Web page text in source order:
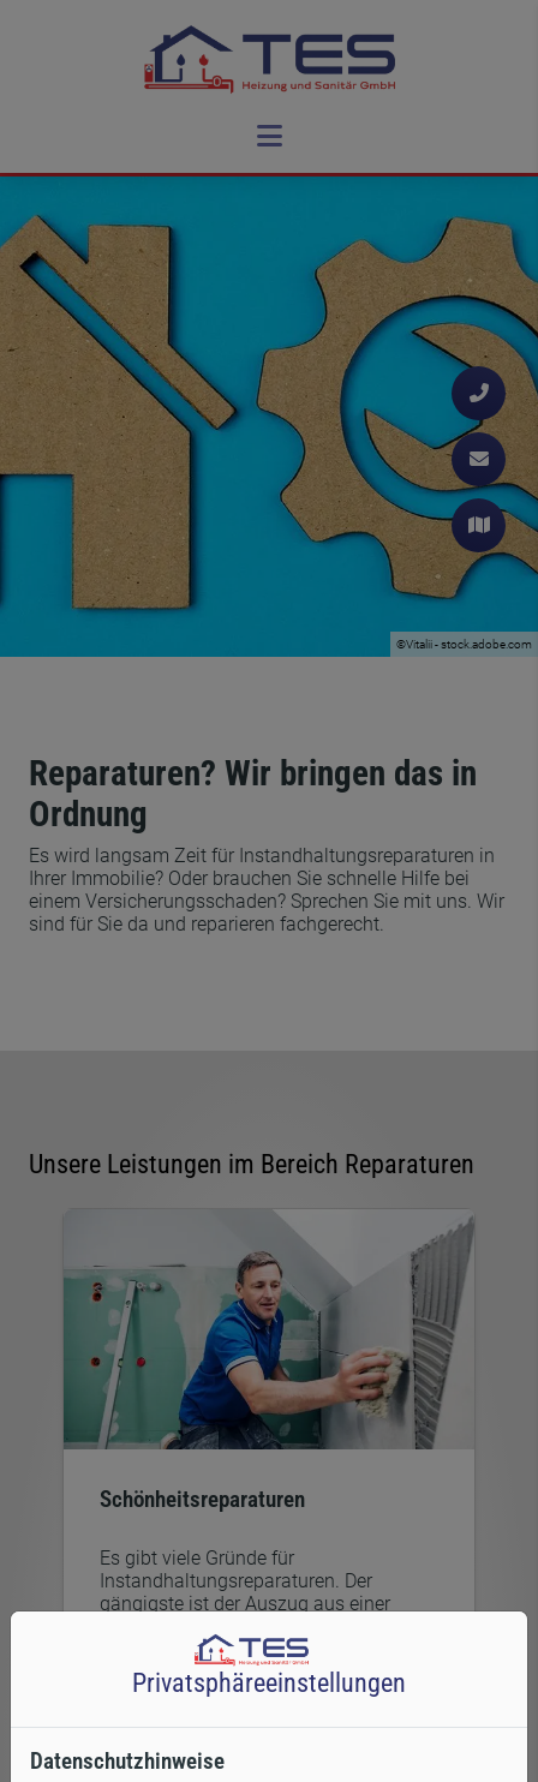
©Vitalii - stock.adobe.com
Reparaturen? Wir bringen das in
Ordnung
Es wird langsam Zeit für Instandhaltungsreparaturen in
Ihrer Immobilie? Oder brauchen Sie schnelle Hilfe bei
einem Versicherungsschaden? Sprechen Sie mit uns. Wir
sind für Sie da und reparieren fachgerecht.
Unsere Leistungen im Bereich Reparaturen
Schönheitsreparaturen
Es gibt viele Gründe für
Instandhaltungsreparaturen. Der
gängigste ist der Auszug aus einer
Eigentumswohnungen oder Häuser
erstrahlen danach im neuen Glanz.
Weiterlesen
Privatsphäre­einstellungen
Datenschutzhinweise